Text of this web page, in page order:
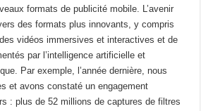
formats de publicité mobile. L’avenir
des formats plus innovants, y compris
vidéos immersives et interactives et de
par l’intelligence artificielle et
Par exemple, l’année dernière, nous
et avons constaté un engagement
: plus de 52 millions de captures de filtres